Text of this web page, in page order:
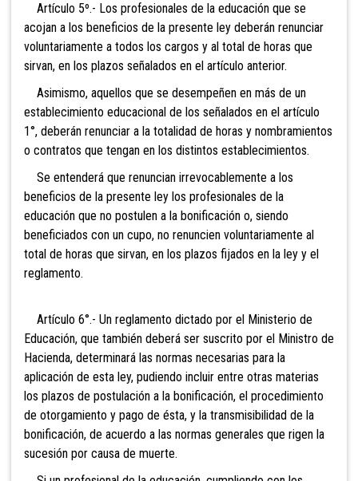
Artículo 5º.- Los profesionales de la educación que se
acojan a los beneficios de la presente ley deberán renunciar
voluntariamente a todos los cargos y al total de horas que
sirvan, en los plazos señalados en el artículo anterior.
Asimismo, aquellos que se desempeñen en más de un
establecimiento educacional de los señalados en el artículo
1°, deberán renunciar a la totalidad de horas y nombramientos
o contratos que tengan en los distintos establecimientos.
Se entenderá que renuncian irrevocablemente a los
beneficios de la presente ley los profesionales de la
educación que no postulen a la bonificación o, siendo
beneficiados con un cupo, no renuncien voluntariamente al
total de horas que sirvan, en los plazos fijados en la ley y el
reglamento.
Artículo 6°.- Un reglamento dictado por el Ministerio de
Educación, que también deberá ser suscrito por el Ministro de
Hacienda, determinará las normas necesarias para la
aplicación de esta ley, pudiendo incluir entre otras materias
los plazos de postulación a la bonificación, el procedimiento
de otorgamiento y pago de ésta, y la transmisibilidad de la
bonificación, de acuerdo a las normas generales que rigen la
sucesión por causa de muerte.